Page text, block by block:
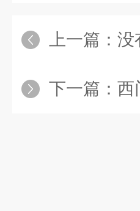
上一篇：没
下一篇： 西